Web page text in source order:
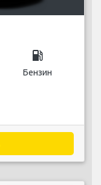
local_gas_station
Бензин